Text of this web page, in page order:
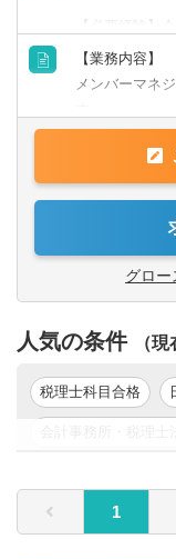
【必要経験】
■以下資格を
税理士、日商
【業務内容】
メンバーマネ
【具体的には】
■3～6名ほどの
■採用業務（
■税務顧問（記
営相談、ビジ
交渉、届出作
シミュレーシ
ど）
■その他（セ
【担当業務】
グロー
人気の条件 （
税理士科目合格
年収500万円以上
1